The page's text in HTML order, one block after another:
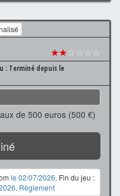
★★☆☆☆☆
: Terminé depuis le
de 500 euros (500 €)
le 02/07/2026. Fin du jeu :
. Règlement